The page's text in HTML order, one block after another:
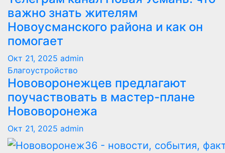
важно знать жителям
Новоусманского района и как он
помогает
Окт 21, 2025 admin
Благоустройство
Нововоронежцев предлагают
поучаствовать в мастер-плане
Нововоронежа
Окт 21, 2025 admin